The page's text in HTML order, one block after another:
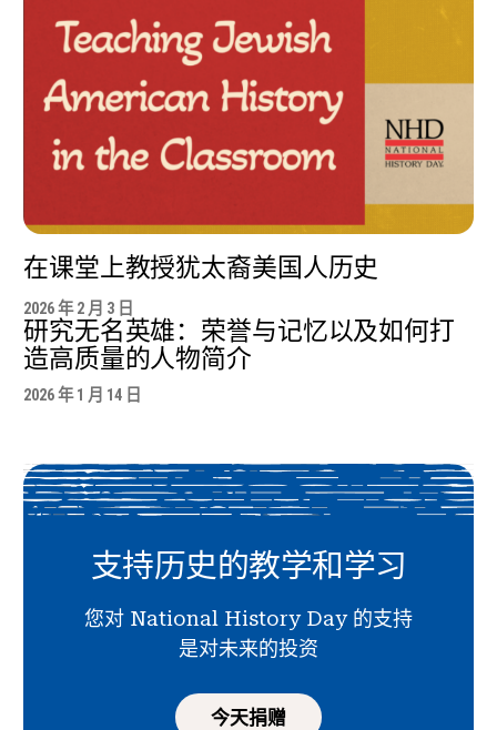
在课堂上教授犹太裔美国人历史
2026 年 2 月 3 日
研究无名英雄：荣誉与记忆以及如何打
造高质量的人物简介
2026 年 1 月 14 日
支持历史的教学和学习
您对 National History Day 的支持
是对未来的投资
今天捐赠